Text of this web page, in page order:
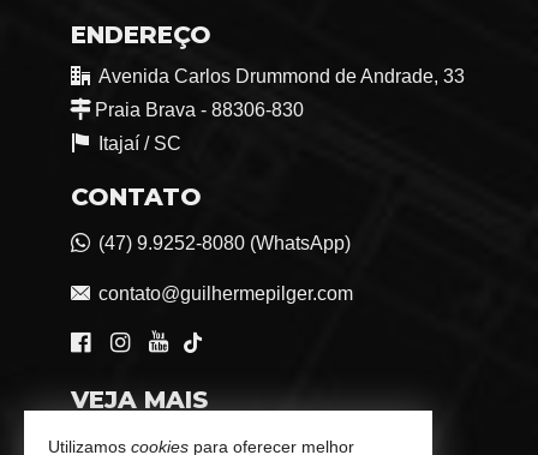
ENDEREÇO
Avenida Carlos Drummond de Andrade, 33
Praia Brava - 88306-830
Itajaí / SC
CONTATO
(47) 9.9252-8080 (WhatsApp)
contato@guilhermepilger.com
VEJA MAIS
Consultoria Imobiliária Personalizada
Utilizamos cookies para oferecer melhor